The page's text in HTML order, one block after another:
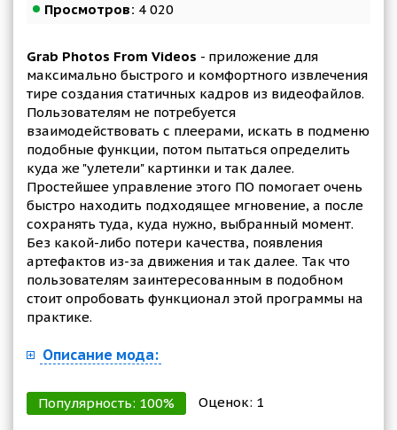
Просмотров: 4 020
Grab Photos From Videos - приложение для
максимально быстрого и комфортного извлечения
тире создания статичных кадров из видеофайлов.
Пользователям не потребуется
взаимодействовать с плеерами, искать в подменю
подобные функции, потом пытаться определить
куда же "улетели" картинки и так далее.
Простейшее управление этого ПО помогает очень
быстро находить подходящее мгновение, а после
сохранять туда, куда нужно, выбранный момент.
Без какой-либо потери качества, появления
артефактов из-за движения и так далее. Так что
пользователям заинтересованным в подобном
стоит опробовать функционал этой программы на
практике.
Описание мода:
Популярность: 100% Оценок: 1